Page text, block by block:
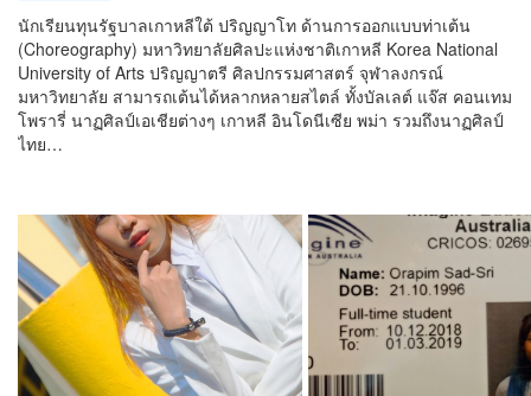
นักเรียนทุนรัฐบาลเกาหลีใต้ ปริญญาโท ด้านการออกแบบท่าเต้น
(Choreography) มหาวิทยาลัยศิลปะแห่งชาติเกาหลี Korea National
University of Arts ปริญญาตรี ศิลปกรรมศาสตร์ จุฬาลงกรณ์
มหาวิทยาลัย สามารถเต้นได้หลากหลายสไตล์ ทั้งบัลเลต์ แจ๊ส คอนเทม
โพรารี่ นาฏศิลป์เอเชียต่างๆ เกาหลี อินโดนีเซีย พม่า รวมถึงนาฏศิลป์
ไทย…